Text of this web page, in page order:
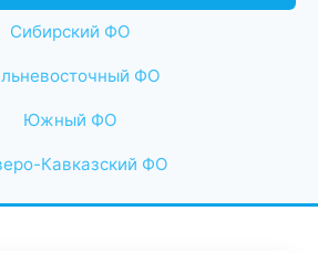
Сибирский ФО
ФО
Южный ФО
Кавказский ФО